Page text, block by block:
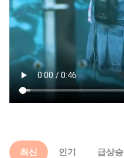
최신 인기 급상승